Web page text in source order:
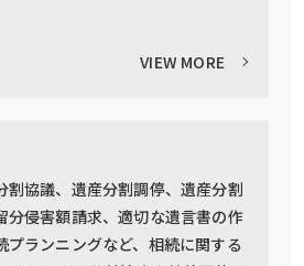
VIEW MORE
割協議、遺産分割調停、遺産分割
分侵害額請求、適切な遺言書の作
プランニングなど、相続に関する